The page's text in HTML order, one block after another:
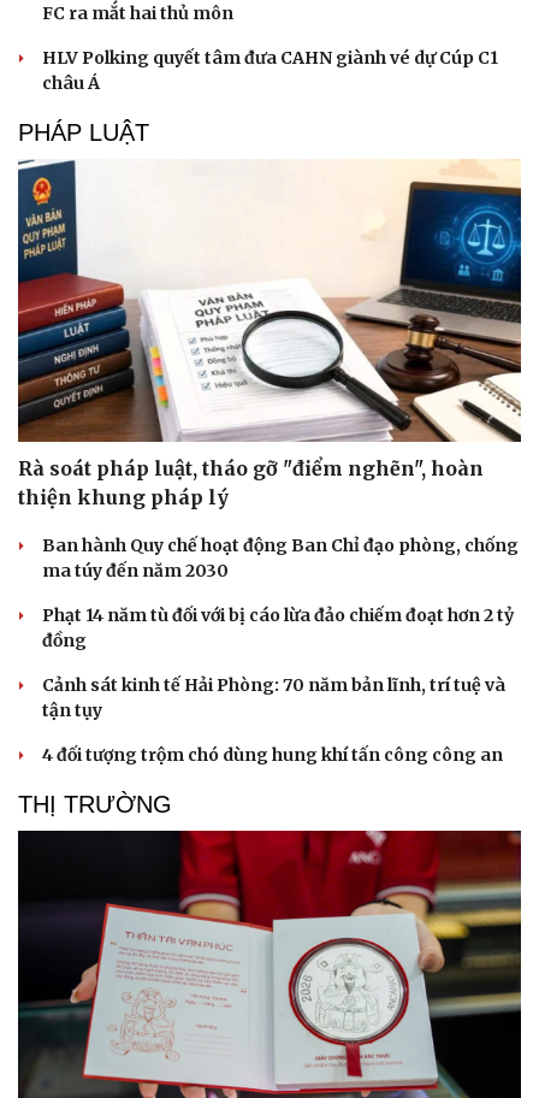
Văn hóa
Sân khấu - Điện ảnh
Âm nhạc
Di sản
Giải trí
Sao Việt
FC ra mắt hai thủ môn
HLV Polking quyết tâm đưa CAHN giành vé dự Cúp C1
châu Á
PHÁP LUẬT
Rà soát pháp luật, tháo gỡ "điểm nghẽn", hoàn
thiện khung pháp lý
Ban hành Quy chế hoạt động Ban Chỉ đạo phòng, chống
ma túy đến năm 2030
Phạt 14 năm tù đối với bị cáo lừa đảo chiếm đoạt hơn 2 tỷ
đồng
Cảnh sát kinh tế Hải Phòng: 70 năm bản lĩnh, trí tuệ và
tận tụy
4 đối tượng trộm chó dùng hung khí tấn công công an
THỊ TRƯỜNG